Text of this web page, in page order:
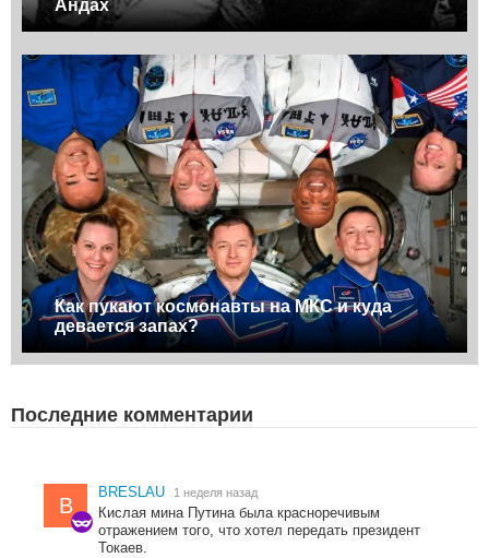
Андах
Как пукают космонавты на МКС и куда
девается запах?
Последние комментарии
B
BRESLAU 1 неделя назад
Кислая мина Путина была красноречивым
отражением того, что хотел передать президент
Токаев.